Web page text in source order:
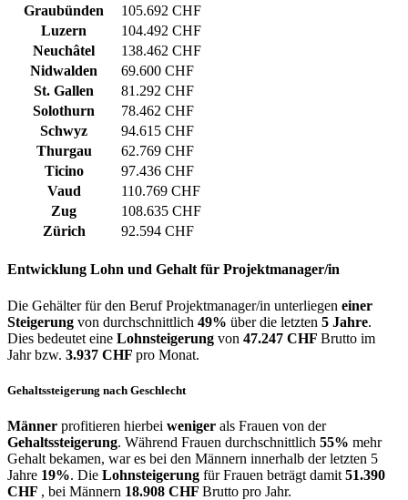
Graubünden
105.692 CHF
Luzern
104.492 CHF
Neuchâtel
138.462 CHF
Nidwalden
69.600 CHF
St. Gallen
81.292 CHF
Solothurn
78.462 CHF
Schwyz
94.615 CHF
Thurgau
62.769 CHF
Ticino
97.436 CHF
Vaud
110.769 CHF
Zug
108.635 CHF
Zürich
92.594 CHF
Entwicklung Lohn und Gehalt für Projektmanager/in
Die Gehälter für den Beruf Projektmanager/in unterliegen einer
Steigerung von durchschnittlich 49% über die letzten 5 Jahre.
Dies bedeutet eine Lohnsteigerung von 47.247 CHF Brutto im
Jahr bzw. 3.937 CHF pro Monat.
Gehaltssteigerung nach Geschlecht
Männer profitieren hierbei weniger als Frauen von der
Gehaltssteigerung. Während Frauen durchschnittlich 55% mehr
Gehalt bekamen, war es bei den Männern innerhalb der letzten 5
Jahre 19%. Die Lohnsteigerung für Frauen beträgt damit 51.390
CHF , bei Männern 18.908 CHF Brutto pro Jahr.